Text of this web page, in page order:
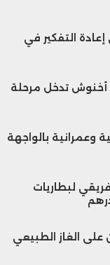
التفكير في
أخنوش تدخل مرحلة
وعمرانية بالواجهة
لبطاريات
على الغاز الطبيعي